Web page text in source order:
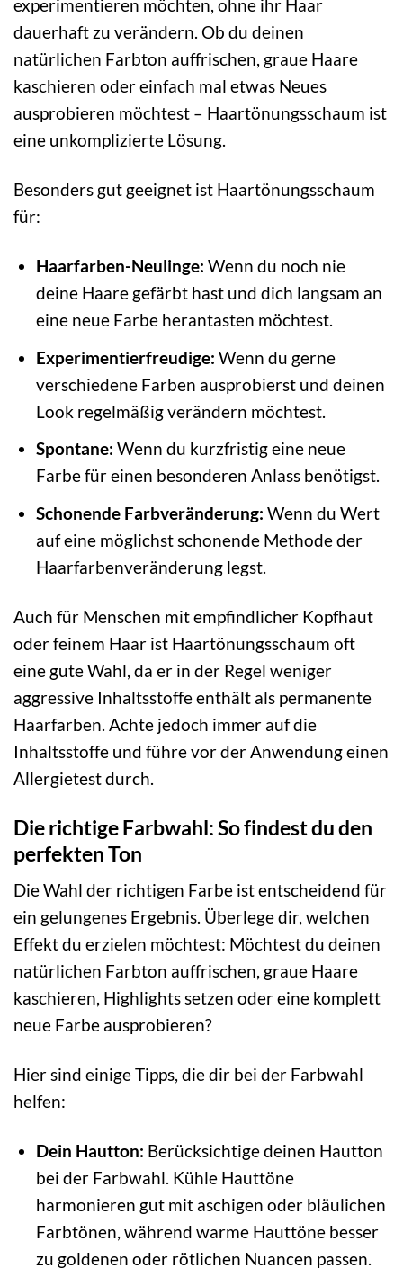
experimentieren möchten, ohne ihr Haar
dauerhaft zu verändern. Ob du deinen
natürlichen Farbton auffrischen, graue Haare
kaschieren oder einfach mal etwas Neues
ausprobieren möchtest – Haartönungsschaum ist
eine unkomplizierte Lösung.
Besonders gut geeignet ist Haartönungsschaum
für:
Haarfarben-Neulinge: Wenn du noch nie
deine Haare gefärbt hast und dich langsam an
eine neue Farbe herantasten möchtest.
Experimentierfreudige: Wenn du gerne
verschiedene Farben ausprobierst und deinen
Look regelmäßig verändern möchtest.
Spontane: Wenn du kurzfristig eine neue
Farbe für einen besonderen Anlass benötigst.
Schonende Farbveränderung: Wenn du Wert
auf eine möglichst schonende Methode der
Haarfarbenveränderung legst.
Auch für Menschen mit empfindlicher Kopfhaut
oder feinem Haar ist Haartönungsschaum oft
eine gute Wahl, da er in der Regel weniger
aggressive Inhaltsstoffe enthält als permanente
Haarfarben. Achte jedoch immer auf die
Inhaltsstoffe und führe vor der Anwendung einen
Allergietest durch.
Die richtige Farbwahl: So findest du den
perfekten Ton
Die Wahl der richtigen Farbe ist entscheidend für
ein gelungenes Ergebnis. Überlege dir, welchen
Effekt du erzielen möchtest: Möchtest du deinen
natürlichen Farbton auffrischen, graue Haare
kaschieren, Highlights setzen oder eine komplett
neue Farbe ausprobieren?
Hier sind einige Tipps, die dir bei der Farbwahl
helfen:
Dein Hautton: Berücksichtige deinen Hautton
bei der Farbwahl. Kühle Hauttöne
harmonieren gut mit aschigen oder bläulichen
Farbtönen, während warme Hauttöne besser
zu goldenen oder rötlichen Nuancen passen.